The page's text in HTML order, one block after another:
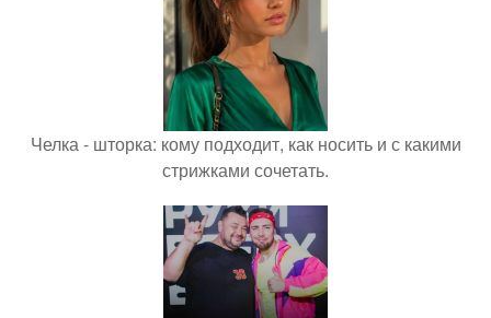
Челка - шторка: кому подходит, как носить и с какими
стрижками сочетать.